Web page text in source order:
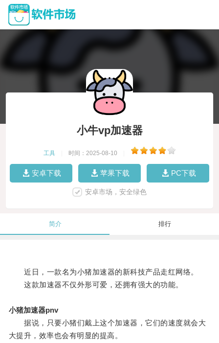
小牛vp加速器
工具 时间：2025-08-10
安卓下载 苹果下载 PC下载
安卓市场，安全绿色
简介 排行
近日，一款名为小猪加速器的新科技产品走红网络。
这款加速器不仅外形可爱，还拥有强大的功能。
小猪加速器pnv
据说，只要小猪们戴上这个加速器，它们的速度就会大
大提升，效率也会有明显的提高。